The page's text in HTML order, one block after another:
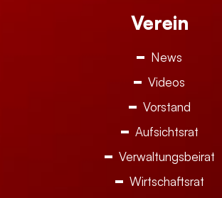
Verein
News
Videos
Vorstand
Aufsichtsrat
Verwaltungsbeirat
Wirtschaftsrat